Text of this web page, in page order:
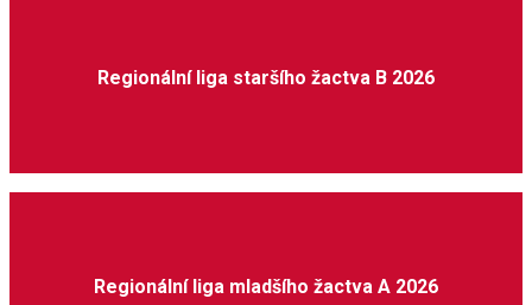
Regionální liga staršího žactva B 2026
Regionální liga mladšího žactva A 2026